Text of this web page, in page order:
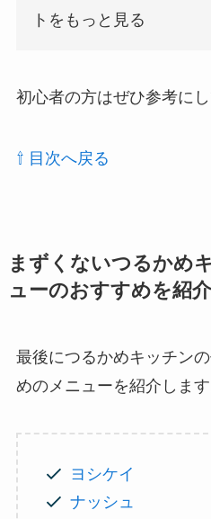
トをもっと見る
初心者の方はぜひ参考にし
⇧ 目次へ戻る
まずくないつるかめ
ューのおすすめを紹介
最後につるかめキッチン
めのメニューを紹介します
ヨシケイ
ナッシュ